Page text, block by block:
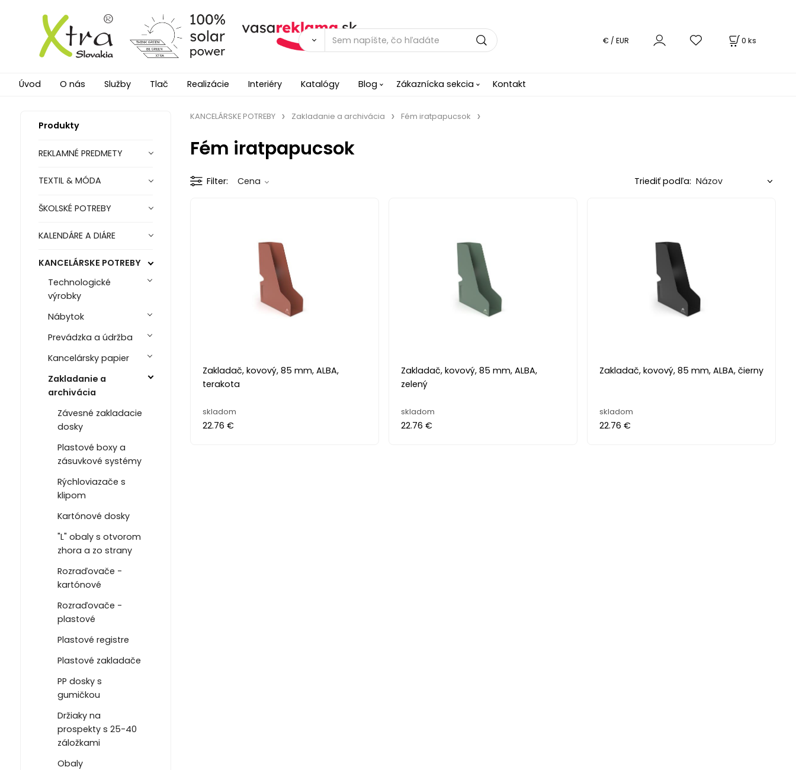
0 ks
€ / EUR
Úvod O nás Služby Tlač Realizácie Interiéry Katalógy Blog Zákaznícka sekcia Kontakt
Produkty
REKLAMNÉ PREDMETY
TEXTIL & MÓDA
ŠKOLSKÉ POTREBY
KALENDÁRE A DIÁRE
KANCELÁRSKE POTREBY
Technologické
výrobky
Nábytok
Prevádzka a údržba
Kancelársky papier
Zakladanie a
archivácia
Závesné zakladacie
dosky
Plastové boxy a
zásuvkové systémy
Rýchloviazače s
klipom
Kartónové dosky
"L" obaly s otvorom
zhora a zo strany
Rozraďovače -
kartónové
Rozraďovače -
plastové
Plastové registre
Plastové zakladače
PP dosky s
gumičkou
Držiaky na
prospekty s 25-40
záložkami
Obaly
KANCELÁRSKE POTREBY Zakladanie a archivácia Fém iratpapucsok
Fém iratpapucsok
Filter Cena Triediť podľa:
Zakladač, kovový, 85 mm, ALBA,
terakota
skladom
22.76 €
Zakladač, kovový, 85 mm, ALBA,
zelený
skladom
22.76 €
Zakladač, kovový, 85 mm, ALBA, čierny
skladom
22.76 €